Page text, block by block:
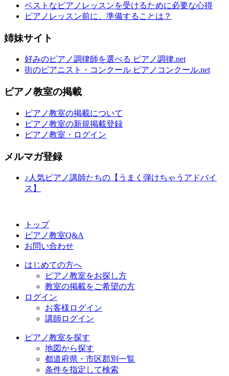
ベストなピアノレッスンを受けるために必要な心得
ピアノレッスン前に、準備することは？
姉妹サイト
好みのピアノ調律師を選べる ピアノ調律.net
街のピアニスト・コンクール ピアノコンクール.net
ピアノ教室の掲載
ピアノ教室の掲載について
ピアノ教室の新規掲載登録
ピアノ教室・ログイン
メルマガ登録
♪人気ピアノ講師たちの【うまく弾けちゃうアドバイ
ス】
トップ
ピアノ教室Q&A
お問い合わせ
はじめての方へ
ピアノ教室をお探し方
教室の掲載をご希望の方
ログイン
お客様ログイン
講師ログイン
ピアノ教室を探す
地図から探す
都道府県・市区郡別一覧
条件を指定して検索